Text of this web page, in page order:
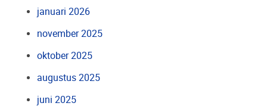
januari 2026
november 2025
oktober 2025
augustus 2025
juni 2025